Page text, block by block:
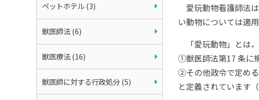
愛玩動物看護師法
い動物については適
「愛玩動物」とは
①獣医師法第17 条に
②その他政令で定め
と定義されています
ペットホテル (3)
獣医師法 (6)
獣医療法 (16)
獣医師に対する行政処分 (5)